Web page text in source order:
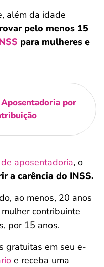
além da idade
pelo menos 15
para mulheres e
por
aposentadoria, o
a carência do INSS.
ao menos, 20 anos
contribuinte
por 15 anos.
gratuitas em seu e-
e receba uma